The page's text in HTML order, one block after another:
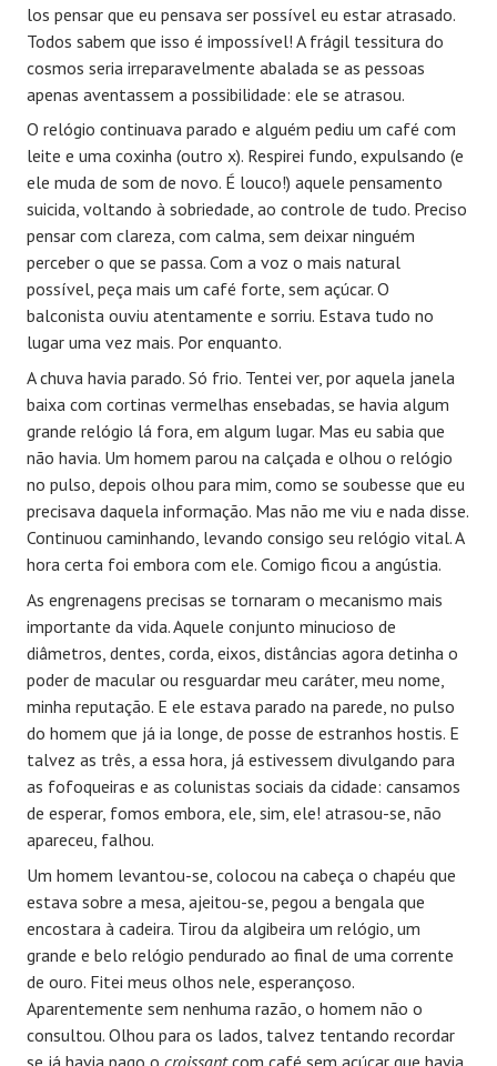
los pensar que eu pensava ser possível eu estar atrasado.
Todos sabem que isso é impossível! A frágil tessitura do
cosmos seria irreparavelmente abalada se as pessoas
apenas aventassem a possibilidade: ele se atrasou.
O relógio continuava parado e alguém pediu um café com
leite e uma coxinha (outro x). Respirei fundo, expulsando (e
ele muda de som de novo. É louco!) aquele pensamento
suicida, voltando à sobriedade, ao controle de tudo. Preciso
pensar com clareza, com calma, sem deixar ninguém
perceber o que se passa. Com a voz o mais natural
possível, peça mais um café forte, sem açúcar. O
balconista ouviu atentamente e sorriu. Estava tudo no
lugar uma vez mais. Por enquanto.
A chuva havia parado. Só frio. Tentei ver, por aquela janela
baixa com cortinas vermelhas ensebadas, se havia algum
grande relógio lá fora, em algum lugar. Mas eu sabia que
não havia. Um homem parou na calçada e olhou o relógio
no pulso, depois olhou para mim, como se soubesse que eu
precisava daquela informação. Mas não me viu e nada disse.
Continuou caminhando, levando consigo seu relógio vital. A
hora certa foi embora com ele. Comigo ficou a angústia.
As engrenagens precisas se tornaram o mecanismo mais
importante da vida. Aquele conjunto minucioso de
diâmetros, dentes, corda, eixos, distâncias agora detinha o
poder de macular ou resguardar meu caráter, meu nome,
minha reputação. E ele estava parado na parede, no pulso
do homem que já ia longe, de posse de estranhos hostis. E
talvez as três, a essa hora, já estivessem divulgando para
as fofoqueiras e as colunistas sociais da cidade: cansamos
de esperar, fomos embora, ele, sim, ele! atrasou-se, não
apareceu, falhou.
Um homem levantou-se, colocou na cabeça o chapéu que
estava sobre a mesa, ajeitou-se, pegou a bengala que
encostara à cadeira. Tirou da algibeira um relógio, um
grande e belo relógio pendurado ao final de uma corrente
de ouro. Fitei meus olhos nele, esperançoso.
Aparentemente sem nenhuma razão, o homem não o
consultou. Olhou para os lados, talvez tentando recordar